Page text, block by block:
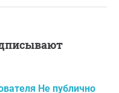
Не публично